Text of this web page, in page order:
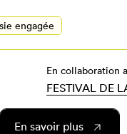
engagée
En collaboration
FESTIVAL DE
En savoir plus